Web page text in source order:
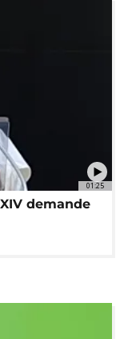
01:25
demande